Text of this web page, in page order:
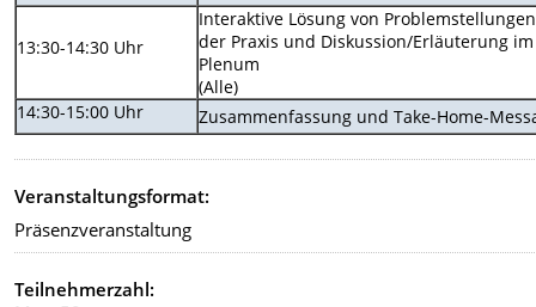
13:30-14:30 Uhr
Interaktive Lösung von
der Praxis und Diskussion/Erläuterung im
Plenum
(Alle)
14:30-15:00 Uhr
Zusammenfassung und Take-Home-
Veranstaltungsformat:
Präsenzveranstaltung
Teilnehmerzahl: